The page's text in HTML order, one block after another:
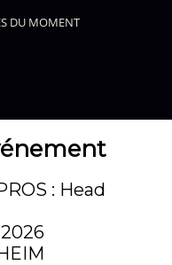
DU MOMENT
: Head